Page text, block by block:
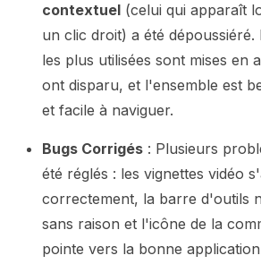
contextuel (celui qui apparaît
un clic droit) a été dépoussiéré.
les plus utilisées sont mises en
ont disparu, et l'ensemble est
et facile à naviguer.
Bugs Corrigés : Plusieurs
été réglés : les vignettes vidéo
correctement, la barre d'outils
sans raison et l'icône de la
pointe vers la bonne